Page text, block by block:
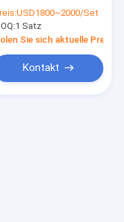
Interne
Entfernung
Typ III
USD1800~2000/Set
1 Satz
Sie sich aktuelle Preis
Kontakt